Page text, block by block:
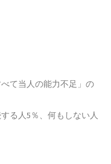
べて当人の能力不足」の
る人5％、何もしない人